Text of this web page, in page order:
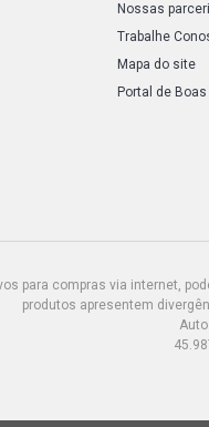
Nossas
Trabalhe
Mapa do site
Portal de
para compras via internet,
produtos apresentem